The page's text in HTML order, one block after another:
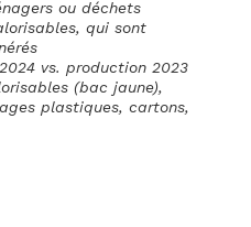
ou déchets
qui sont
vs. production 2023
(bac jaune),
plastiques, cartons,